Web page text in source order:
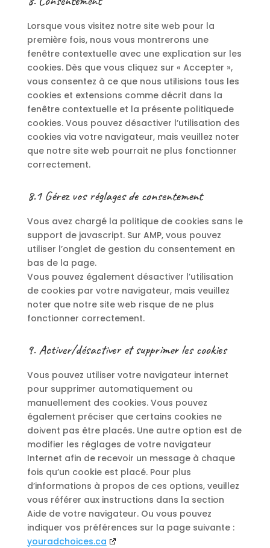
Lorsque vous visitez notre site web pour la
première fois, nous vous montrerons une
fenêtre contextuelle avec une explication sur les
cookies. Dès que vous cliquez sur « Accepter »,
vous consentez à ce que nous utilisions tous les
cookies et extensions comme décrit dans la
fenêtre contextuelle et la présente politiquede
cookies. Vous pouvez désactiver l’utilisation des
cookies via votre navigateur, mais veuillez noter
que notre site web pourrait ne plus fonctionner
correctement.
8.1 Gérez vos réglages de consentement
Vous avez chargé la politique de cookies sans le
support de javascript. Sur AMP, vous pouvez
utiliser l’onglet de gestion du consentement en
bas de la page.
Vous pouvez également désactiver l’utilisation
de cookies par votre navigateur, mais veuillez
noter que notre site web risque de ne plus
fonctionner correctement.
9. Activer/désactiver et supprimer les cookies
Vous pouvez utiliser votre navigateur internet
pour supprimer automatiquement ou
manuellement des cookies. Vous pouvez
également préciser que certains cookies ne
doivent pas être placés. Une autre option est de
modifier les réglages de votre navigateur
Internet afin de recevoir un message à chaque
fois qu’un cookie est placé. Pour plus
d’informations à propos de ces options, veuillez
vous référer aux instructions dans la section
Aide de votre navigateur. Ou vous pouvez
indiquer vos préférences sur la page suivante :
youradchoices.ca